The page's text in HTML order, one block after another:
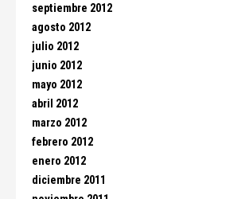
septiembre 2012
agosto 2012
julio 2012
junio 2012
mayo 2012
abril 2012
marzo 2012
febrero 2012
enero 2012
diciembre 2011